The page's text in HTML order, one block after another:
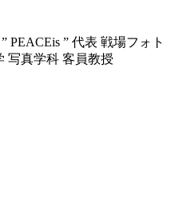
PEACEis ” 代表 戦場フォト
写真学科 客員教授